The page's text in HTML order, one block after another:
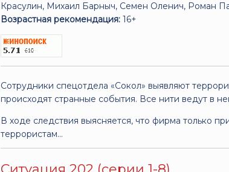
Красулин, Михаил Барныч, Семен Оленич, Роман
Возрастная рекомендация: 16+
Сотрудники спецотдела «Сокол» выявляют
происходят странные события. Все нити ведут в
В ходе следствия выясняется, что фирма только
террористам...